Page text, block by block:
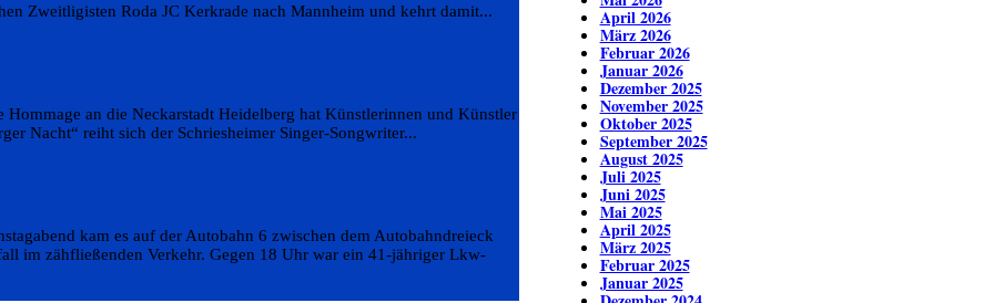
Zweitligisten Roda JC Kerkrade nach Mannheim und kehrt damit...
an die Neckarstadt Heidelberg hat Künstlerinnen und Künstler
Nacht“ reiht sich der Schriesheimer Singer-Songwriter...
kam es auf der Autobahn 6 zwischen dem Autobahndreieck
im zähfließenden Verkehr. Gegen 18 Uhr war ein 41-jähriger Lkw-
April 2026
März 2026
Februar 2026
Januar 2026
Dezember 2025
November 2025
Oktober 2025
September 2025
August 2025
Juli 2025
Juni 2025
Mai 2025
April 2025
März 2025
Februar 2025
Januar 2025